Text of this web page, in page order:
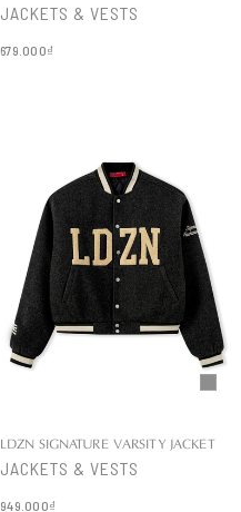
JACKETS & VESTS
679.000₫
LDZN SIGNATURE VARSITY JACKET
JACKETS & VESTS
949.000₫